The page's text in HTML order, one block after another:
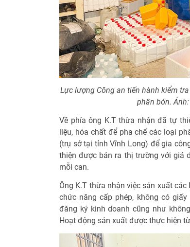
Lực lượng Công an tiến hành kiểm
phân bón.
Về phía ông K.T thừa nhận đã tự
liệu, hóa chất để pha chế các loại
(trụ sở tại tỉnh Vĩnh Long) để gia
thiện được bán ra thị trường với giá
mỗi can.
Ông K.T thừa nhận việc sản xuất
chức năng cấp phép, không có
đăng ký kinh doanh cũng như
Hoạt động sản xuất được thực hiện